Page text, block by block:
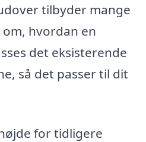
tilbyder mange
hvordan en
det eksisterende
så det passer til dit
for tidligere